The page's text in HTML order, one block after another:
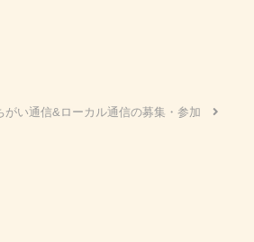
がい通信&ローカル通信の募集・参加